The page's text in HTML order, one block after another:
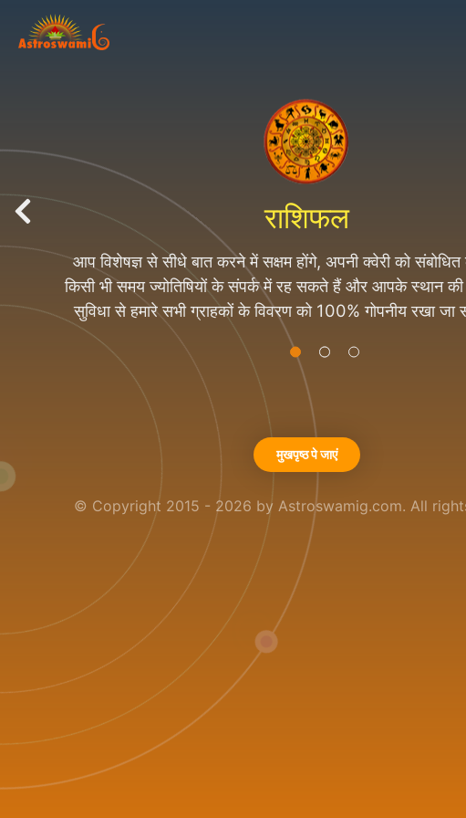
राशिफल
आप विशेषज्ञ से सीधे बात करने में सक्षम होंगे, अपनी क्वेरी को
किसी भी समय ज्योतिषियों के संपर्क में रह सकते हैं और आपके स्थान की
सुविधा से हमारे सभी ग्राहकों के विवरण को 100% गोपनीय रखा
ग्राहक की जानकारी किसी को नहीं देते हैं।
ज्योतिष के उपाय
हम 500 से अधिक उत्पादों को पूरी तरह से अभिमंत्रित के बाद सभी
बेच रहे हैं। हम निर्माता / थोक / निर्यातक / आपूर्तिकर्ता हैं तो
आध्यात्मिक उत्पाद रेंज, रुद्राक्ष और रोज़री, जेम्स, यन्त्र, तंत्र मंत्र
मुखपृष्ठ पे जाएं
© Copyright 2015 - 2026 by Astroswamig.com. All